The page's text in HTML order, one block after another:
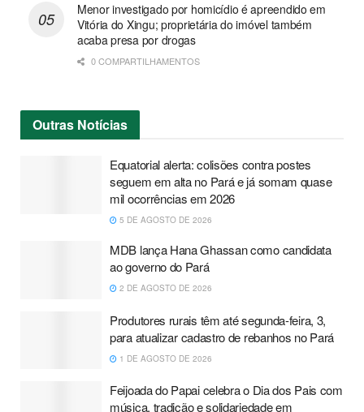
Menor investigado por homicídio é apreendido em
Vitória do Xingu; proprietária do imóvel também
acaba presa por drogas
0 COMPARTILHAMENTOS
Outras Notícias
Equatorial alerta: colisões contra postes
seguem em alta no Pará e já somam quase
mil ocorrências em 2026
5 DE AGOSTO DE 2026
MDB lança Hana Ghassan como candidata
ao governo do Pará
2 DE AGOSTO DE 2026
Produtores rurais têm até segunda-feira, 3,
para atualizar cadastro de rebanhos no Pará
1 DE AGOSTO DE 2026
Feijoada do Papai celebra o Dia dos Pais com
música, tradição e solidariedade em